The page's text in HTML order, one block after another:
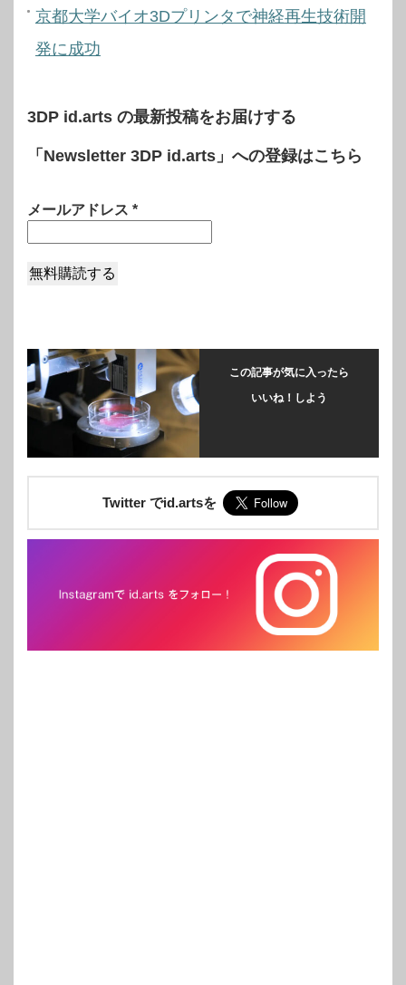
京都大学バイオ3Dプリンタで神経再生技術開
発に成功
3DP id.arts の最新投稿をお届けする
「Newsletter 3DP id.arts」への登録はこちら
メールアドレス *
この記事が気に入ったら
いいね！しよう
Twitter でid.artsを